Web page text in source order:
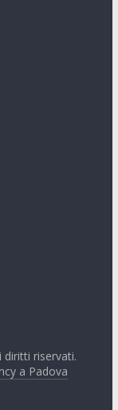
diritti riservati.
a Padova